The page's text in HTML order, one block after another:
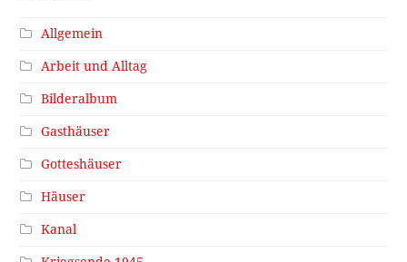
Allgemein
Arbeit und Alltag
Bilderalbum
Gasthäuser
Gotteshäuser
Häuser
Kanal